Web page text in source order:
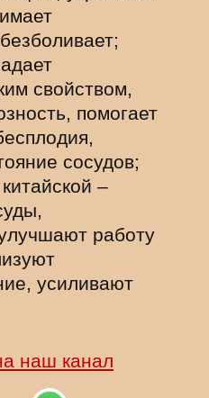
свойством,
помогает
сосудов;
–
работу
усиливают
наш канал